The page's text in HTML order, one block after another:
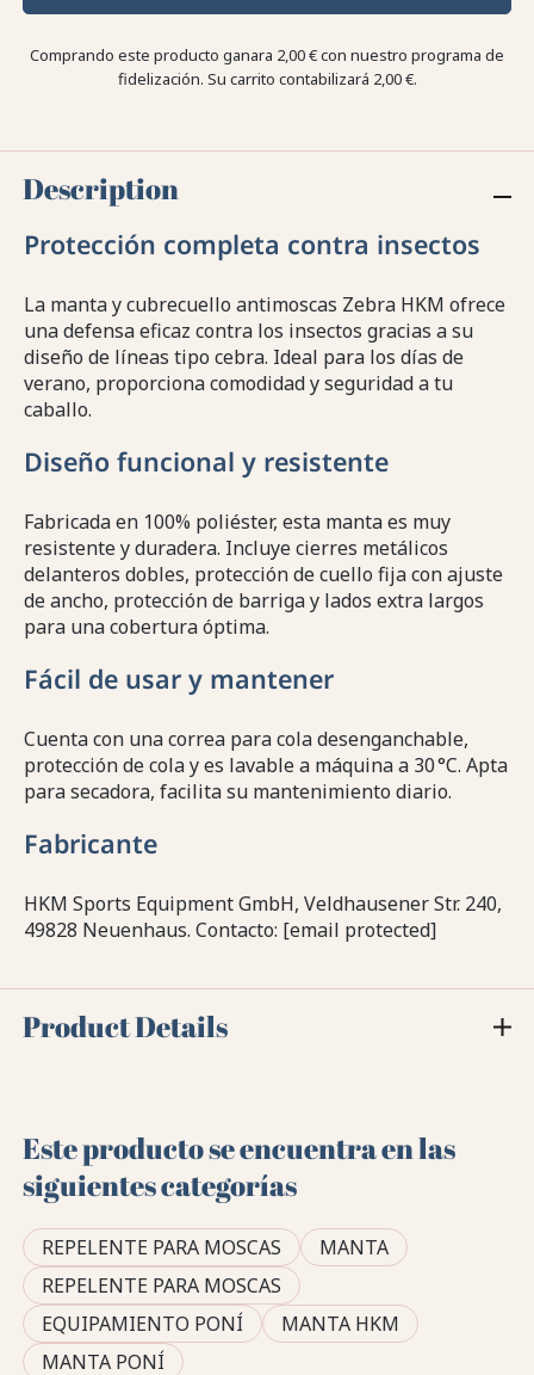
Comprando este producto ganara 2,00 €con nuestro programa de
fidelización. Su carrito contabilizará 2,00 €.
Description
Protección completa contra insectos
La manta y cubrecuello antimoscas Zebra HKM ofrece
una defensa eficaz contra los insectos gracias a su
diseño de líneas tipo cebra. Ideal para los días de
verano, proporciona comodidad y seguridad a tu
caballo.
Diseño funcional y resistente
Fabricada en 100% poliéster, esta manta es muy
resistente y duradera. Incluye cierres metálicos
delanteros dobles, protección de cuello fija con ajuste
de ancho, protección de barriga y lados extra largos
para una cobertura óptima.
Fácil de usar y mantener
Cuenta con una correa para cola desenganchable,
protección de cola y es lavable a máquina a 30 °C. Apta
para secadora, facilita su mantenimiento diario.
Fabricante
HKM Sports Equipment GmbH, Veldhausener Str. 240,
49828 Neuenhaus. Contacto: [email protected]
Product Details
Este producto se encuentra en las
siguientes categorías
REPELENTE PARA MOSCAS
MANTA
REPELENTE PARA MOSCAS
EQUIPAMIENTO PONÍ
MANTA HKM
MANTA PONÍ